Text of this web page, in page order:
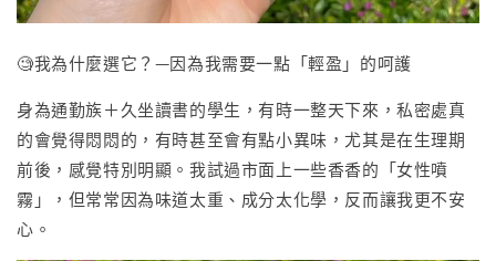
🧐我為什麼選它？—因為我需要一點「輕盈」的呵護
身為通勤族＋久坐讀書的學生，有時一整天下來，私密處真
的會覺得悶悶的，有時甚至會有點小異味，尤其是在生理期
前後，感覺特別明顯。我試過市面上一些香香的「女性噴
霧」，但常常因為味道太重、成分太化學，反而讓我更不安
心。